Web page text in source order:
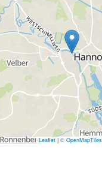
Leaflet | © OpenMapTiles